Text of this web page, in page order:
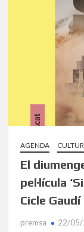
AGENDA
El
pel·lícula
Cicle Gaudí
premsa 22/05/